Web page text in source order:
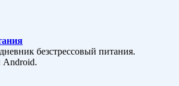
безстрессовый питания.
Android.